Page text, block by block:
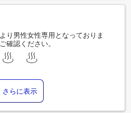
り男性女性専用となっておりま
確認ください。
さらに表示